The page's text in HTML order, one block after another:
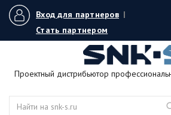
Вход для партнеров |
Стать партнером
Проектный дистрибьютор